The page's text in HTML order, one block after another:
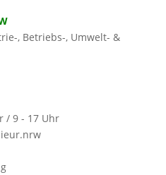
, Betriebs-, Umwelt- &
/ 9 - 17 Uhr